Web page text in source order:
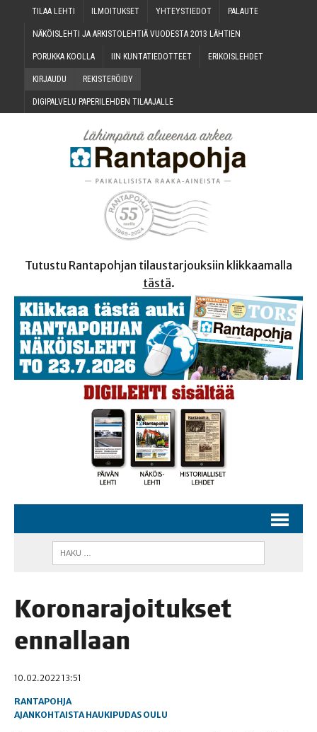
TILAA LEH­TI ILMOI­TUK­SET YHTEYS­TIE­DOT PALAU­TE
NÄKÖIS­LEH­TI JA ARKIS­TO­LEH­TIÄ VUO­DES­TA 2013 LÄHTIEN
PORUK­KA KOOLLA IIN KUN­TA­TIE­DOT­TEET ERI­KOIS­LEH­DET
KIR­JAU­DU REKIS­TE­RÖI­DY
DIGI­PAL­VE­LU PAPE­RI­LEH­DEN TILAAJALLE
Tutustu Rantapohjan tilaustarjouksiin klikkaamalla
tästä.
Koro­na­ra­joi­tuk­set
ennallaan
10.02.2022 13:51
RANTAPOHJA
AJANKOHTAISTA HAUKIPUDAS OULU